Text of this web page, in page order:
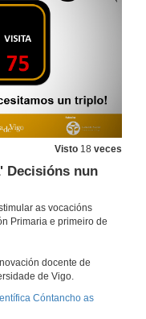
Visto 18 veces
Decisións nun
as vocacións
Primaria e primeiro de
docente de
de Vigo.
Cóntancho as